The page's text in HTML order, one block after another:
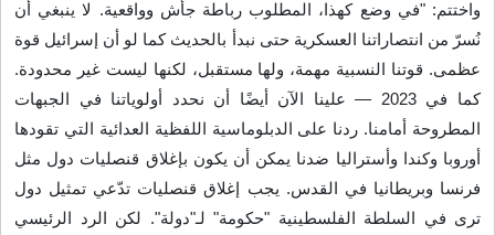
واختتم: "في وضع كهذا، المطلوب رباطة جأش وواقعية. لا ينبغي أن
نُسرّ من انتصاراتنا العسكرية حتى نبدأ بالحديث كما لو أن إسرائيل قوة
عظمى. قوتنا النسبية مهمة، ولها مستقبل، لكنها ليست غير محدودة.
كما في 2023 — علينا الآن أيضًا أن نحدد أولوياتنا في الجبهات
المطروحة أمامنا. ردنا على الدبلوماسية اللفظية العدائية التي تقودها
أوروبا وكندا وأستراليا ضدنا يمكن أن يكون بإغلاق قنصليات دول مثل
فرنسا وبريطانيا في القدس. يجب إغلاق قنصليات تدّعي تمثيل دول
ترى في السلطة الفلسطينية "حكومة" لـ"دولة". لكن الرد الرئيسي